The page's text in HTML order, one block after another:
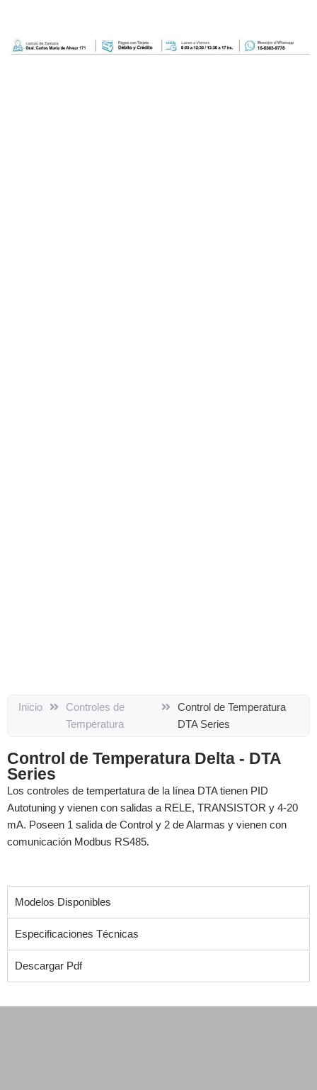
Inicio
Controles de
Temperatura
Control de Temperatura
DTA Series
Control de Temperatura Delta - DTA
Series
Los controles de tempertatura de la línea DTA tienen PID
Autotuning y vienen con salidas a RELE, TRANSISTOR y 4-20
mA. Poseen 1 salida de Control y 2 de Alarmas y vienen con
comunicación Modbus RS485.
Modelos Disponibles
Especificaciones Técnicas
Descargar Pdf